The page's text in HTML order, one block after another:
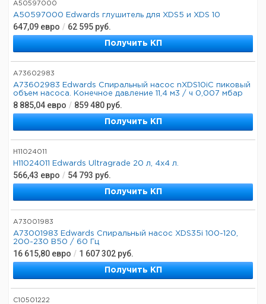
A50597000
A50597000 Edwards глушитель для XDS5 и XDS 10
647,09 евро / 62 595 руб.
Получить КП
A73602983
A73602983 Edwards Спиральный насос nXDS10iC пиковый
объем насоса. Конечное давление 11,4 м3 / ч 0,007 мбар
8 885,04 евро / 859 480 руб.
Получить КП
H11024011
H11024011 Edwards Ultragrade 20 л, 4х4 л.
566,43 евро / 54 793 руб.
Получить КП
A73001983
A73001983 Edwards Спиральный насос XDS35i 100-120,
200-230 В50 / 60 Гц
16 615,80 евро / 1 607 302 руб.
Получить КП
C10501222